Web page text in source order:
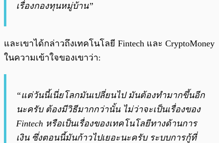
เรื่องกองทุนหมู่บ้าน”
และเขาได้กล่าวถึงเทคโนโลยี Fintech และ CryptoMoney
ในความเข้าใจของเขาว่า:
“แต่วันนี้เนี่ยโลกมันเปลี่ยนไป มันต้องทำมากขึ้นอีก
นะครับ ต้องมีวิธีมากกว่านั้น ไม่ว่าจะเป็นเรื่องของ
Fintech หรือเป็นเรื่องของเทคโนโลยีทางด้านการ
เงิน ซึ่งตอนนี้มันก้าวไปเยอะนะครับ ระบบการกู้ที่